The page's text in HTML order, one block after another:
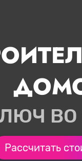
Рассчитать